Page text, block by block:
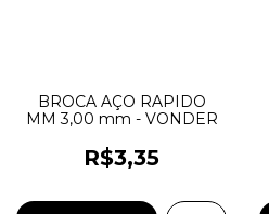
BROCA AÇO RAPIDO
MM 3,00 mm - VONDER
R$3,35